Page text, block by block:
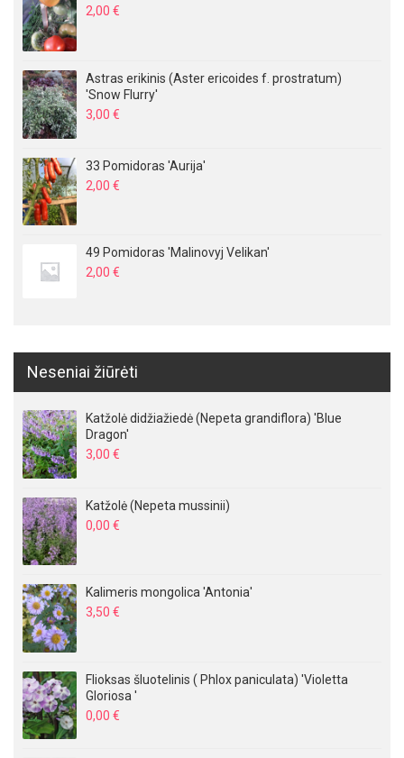
2,00 €
Astras erikinis (Aster ericoides f. prostratum)
'Snow Flurry'
3,00 €
33 Pomidoras 'Aurija'
2,00 €
49 Pomidoras 'Malinovyj Velikan'
2,00 €
Neseniai žiūrėti
Katžolė didžiažiedė (Nepeta grandiflora) 'Blue
Dragon'
3,00 €
Katžolė (Nepeta mussinii)
0,00 €
Kalimeris mongolica 'Antonia'
3,50 €
Flioksas šluotelinis ( Phlox paniculata) 'Violetta
Gloriosa '
0,00 €